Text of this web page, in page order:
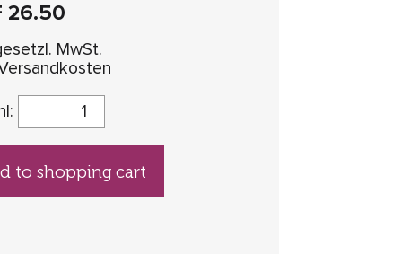
26.50
MwSt.
to shopping cart